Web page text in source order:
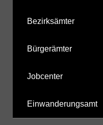
Bezirksämter
Bürgerämter
Jobcenter
Einwanderungsamt